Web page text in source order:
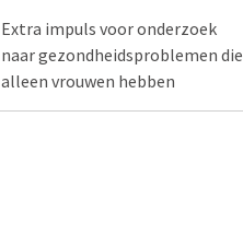
Extra impuls voor onderzoek
naar gezondheidsproblemen die
alleen vrouwen hebben